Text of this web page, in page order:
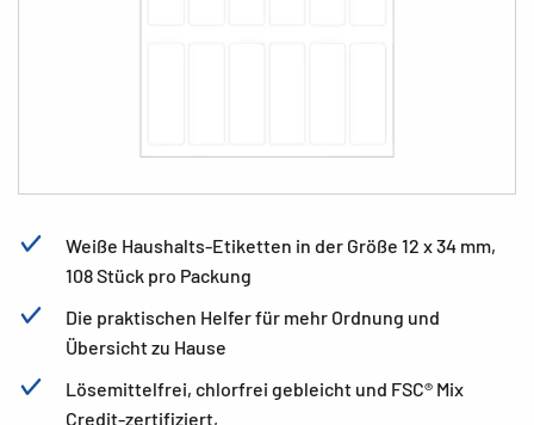
Weiße Haushalts-Etiketten in der Größe 12 x 34 mm,
108 Stück pro Packung
Die praktischen Helfer für mehr Ordnung und
Übersicht zu Hause
Lösemittelfrei, chlorfrei gebleicht und FSC® Mix
Credit-zertifiziert,